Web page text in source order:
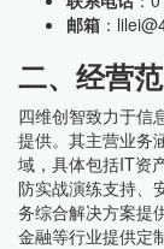
邮箱 ：
二、经营
四维创智致力于信
提供。其主营业务
域，具体包括IT资
防实战演练支持、
务综合解决方案提
金融等行业提供定